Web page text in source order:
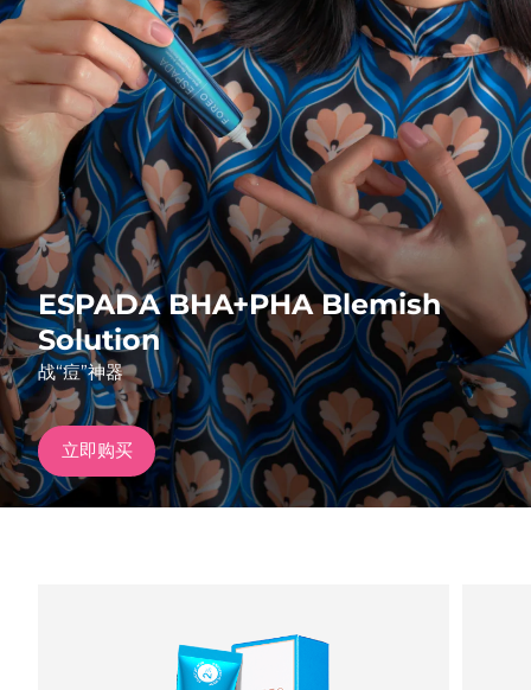
ESPADA BHA+PHA Blemish
Solution
战“痘”神器
立即购买
我的订阅
FAQ™ Dual LED Panel
热门产品
特别优惠 畅销产品
红光疗法
发货国家
美国 预计送达日期8/13/26
英国 预计送达日期 8/12/26
西班牙 预计送达日期8/12/26
澳大利亚 预计送达日期
法国 预计送达日期 8/12/26
德国 预计送达日期8/12/26
加拿大 预计送达日期 8/16/26